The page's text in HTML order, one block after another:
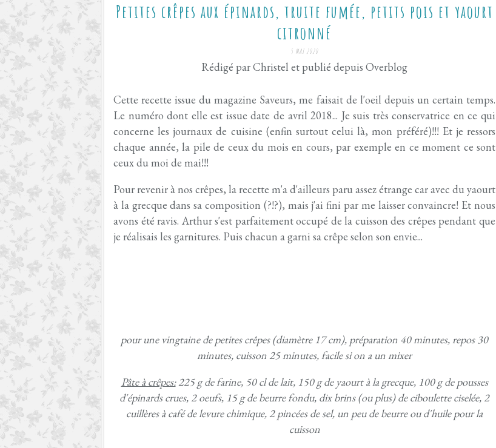
Petites crêpes aux épinards, truite fumée, petits pois et yaourt
citronné
5 MAI 2020
Rédigé par Christel et publié depuis Overblog
Cette recette issue du magazine Saveurs, me faisait de l'oeil depuis un certain temps.
Le numéro dont elle est issue date de avril 2018... Je suis très conservatrice en ce qui
concerne les journaux de cuisine (enfin surtout celui là, mon préféré)!!! Et je ressors
chaque année, la pile de ceux du mois en cours, par exemple en ce moment ce sont
ceux du moi de mai!!!
Pour revenir à nos crêpes, la recette m'a d'ailleurs paru assez étrange car avec du yaourt
à la grecque dans sa composition (?!?), mais j'ai fini par me laisser convaincre! Et nous
avons été ravis. Arthur s'est parfaitement occupé de la cuisson des crêpes pendant que
je réalisais les garnitures. Puis chacun a garni sa crêpe selon son envie...
pour une vingtaine de petites crêpes (diamètre 17 cm), préparation 40 minutes, repos 30
minutes, cuisson 25 minutes, facile si on a un mixer
Pâte à crêpes:225 g de farine, 50 cl de lait, 150 g de yaourt à la grecque, 100 g de pousses
d'épinards crues, 2 oeufs, 15 g de beurre fondu, dix brins (ou plus) de ciboulette ciselée, 2
cuillères à café de levure chimique, 2 pincées de sel, un peu de beurre ou d'huile pour la
cuisson